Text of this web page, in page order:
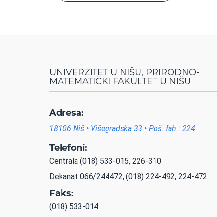
UNIVERZITET U NIŠU, PRIRODNO-
MATEMATIČKI FAKULTET U NIŠU
Adresa:
18106 Niš • Višegradska 33 • Poš. fah : 224
Telefoni:
Centrala (018) 533-015, 226-310
Dekanat 066/244472, (018) 224-492, 224-472
Faks:
(018) 533-014